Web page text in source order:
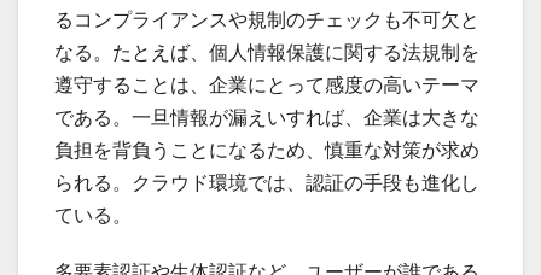
るコンプライアンスや規制のチェックも不可欠と
なる。たとえば、個人情報保護に関する法規制を
遵守することは、企業にとって感度の高いテーマ
である。一旦情報が漏えいすれば、企業は大きな
負担を背負うことになるため、慎重な対策が求め
られる。クラウド環境では、認証の手段も進化し
ている。